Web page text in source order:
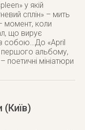
у якій
сплін» – мить
момент, коли
що вирує
собою…До «April
першого альбому,
поетичні мініатюри
(Київ)